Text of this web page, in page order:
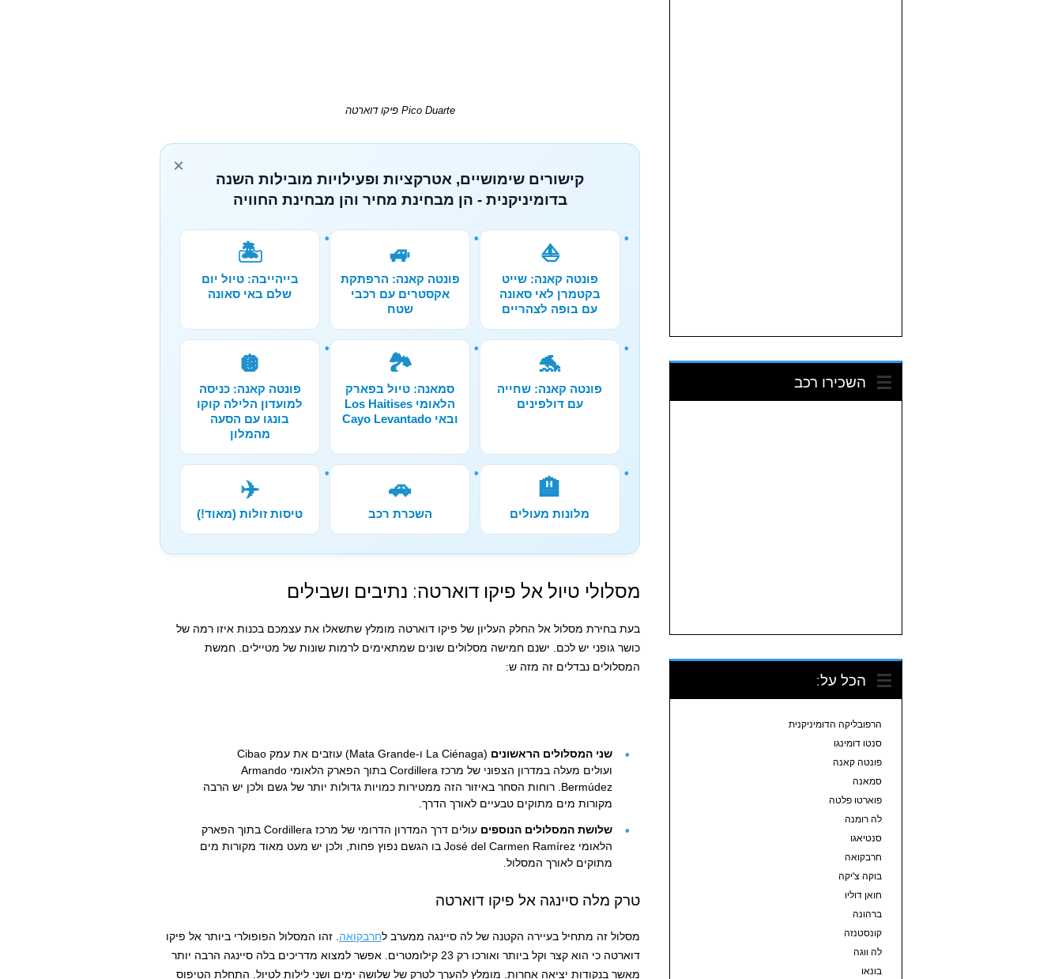
Pico Duarte פיקו דוארטה
×
קישורים שימושיים, אטרקציות ופעילויות מובילות השנה
בדומיניקנית - הן מבחינת מחיר והן מבחינת החוויה
⛵
פונטה קאנה: שייט
בקטמרן לאי סאונה
עם בופה לצהריים
🚙
פונטה קאנה: הרפתקת
אקסטרים עם רכבי
שטח
🏝️
בייהייבה: טיול יום
שלם באי סאונה
🐬
פונטה קאנה: שחייה
עם דולפינים
🏞️
סמאנה: טיול בפארק
הלאומי Los Haitises
ובאי Cayo Levantado
🪩
פונטה קאנה: כניסה
למועדון הלילה קוקו
בונגו עם הסעה
מהמלון
🏨
מלונות מעולים
🚗
השכרת רכב
✈️
טיסות זולות (מאוד!)
מסלולי טיול אל פיקו דוארטה: נתיבים ושבילים
בעת בחירת מסלול אל החלק העליון של פיקו דוארטה מומלץ שתשאלו את עצמכם בכנות איזו רמה של
כושר גופני יש לכם. ישנם חמישה מסלולים שונים שמתאימים לרמות שונות של מטיילים. חמשת
המסלולים נבדלים זה מזה ש:
שני המסלולים הראשונים
(La Ciénaga ו-Mata Grande) עוזבים את עמק Cibao
ועולים מעלה במדרון הצפוני של מרכז Cordillera בתוך הפארק הלאומי Armando
Bermúdez. רוחות הסחר באיזור הזה ממטירות כמויות גדולות יותר של גשם ולכן יש הרבה
מקורות מים מתוקים טבעיים לאורך הדרך.
שלושת המסלולים הנוספים
עולים דרך המדרון הדרומי של מרכז Cordillera בתוך הפארק
הלאומי José del Carmen Ramírez בו הגשם נפוץ פחות, ולכן יש מעט מאוד מקורות מים
מתוקים לאורך המסלול.
טרק מלה סיינגה אל פיקו דוארטה
מסלול זה מתחיל בעיירה הקטנה של לה סיינגה ממערב לחרבקואה . זהו המסלול הפופולרי ביותר אל פיקו
דוארטה כי הוא קצר וקל ביותר ואורכו רק 23 קילומטרים. אפשר למצוא מדריכים בלה סיינגה הרבה יותר
מאשר בנקודות יציאה אחרות. מומלץ להערך לטרק של שלושה ימים ושני לילות לטיול. התחלת הטיפוס
השכירו רכב
הכל על:
הרפובליקה הדומיניקנית
סנטו דומינגו
פונטה קאנה
סמאנה
פוארטו פלטה
לה רומנה
סנטיאגו
חרבקואה
בוקה צ'יקה
חואן דוליו
ברהונה
קונסטנזה
לה ווגה
בונאו